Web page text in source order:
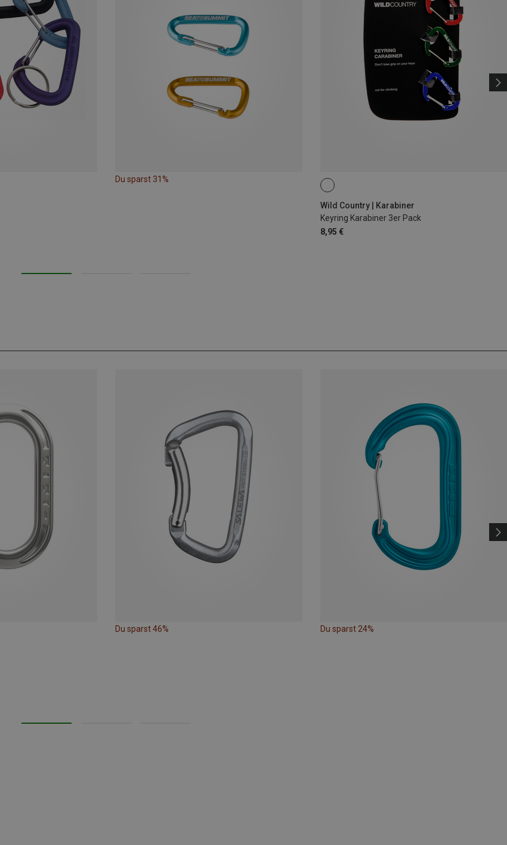
Du sparst 31%
Wild Country | Karabiner
Keyring Karabiner 3er Pack
8,95 €
Du sparst 46% Du sparst 24%